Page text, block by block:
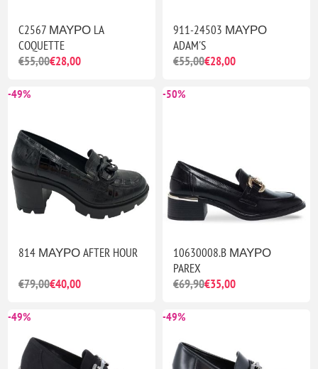
C2567 ΜΑΥΡΟ LA
COQUETTE
€55,00€28,00
911-24503 ΜΑΥΡΟ
ADAM'S
€55,00€28,00
-49%
814 ΜΑΥΡΟ AFTER HOUR
€79,00€40,00
-50%
10630008.B ΜΑΥΡΟ
PAREX
€69,90€35,00
-49% -49%